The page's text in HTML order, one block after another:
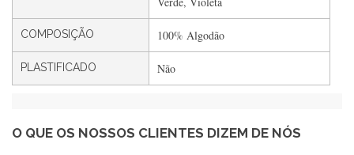
COMPOSIÇÃO 100% Algodão
PLASTIFICADO Não
O QUE OS NOSSOS CLIENTES DIZEM DE NÓS
feita de muitas certamente❤️
estrelas